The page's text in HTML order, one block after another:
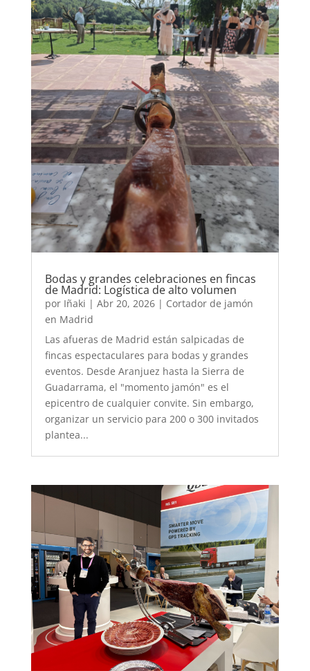
Bodas y grandes celebraciones en fincas
de Madrid: Logística de alto volumen
por Iñaki | Abr 20, 2026| Cortador de jamón
en Madrid
Las afueras de Madrid están salpicadas de
fincas espectaculares para bodas y grandes
eventos. Desde Aranjuez hasta la Sierra de
Guadarrama, el "momento jamón" es el
epicentro de cualquier convite. Sin embargo,
organizar un servicio para 200 o 300 invitados
plantea...